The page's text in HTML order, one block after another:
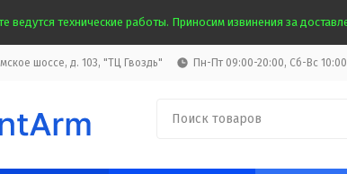
ведутся технические работы. Приносим извинения за
шоссе, д. 103, "ТЦ Гвоздь" Пн-Пт 09:00-20:00, Сб-Вс